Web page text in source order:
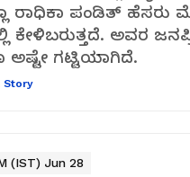
ರಾಧಿಕಾ ಪಂಡಿತ್ ಹೆಸರು
ಕೇಳಿಬರುತ್ತದೆ. ಅವರ
ಅಷ್ಟೇ ಗಟ್ಟಿಯಾಗಿದೆ.
Story
(IST) Jun 28